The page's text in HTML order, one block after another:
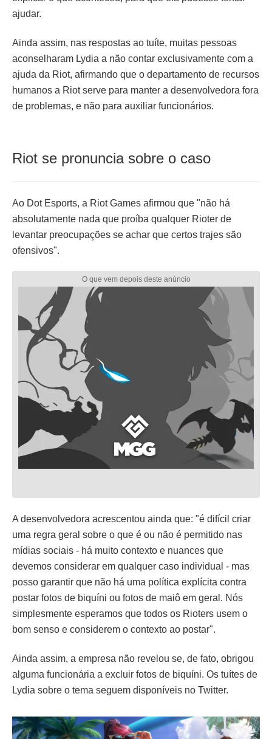
ajudar.
Ainda assim, nas respostas ao tuíte, muitas pessoas
aconselharam Lydia a não contar exclusivamente com a
ajuda da Riot, afirmando que o departamento de recursos
humanos a Riot serve para manter a desenvolvedora fora
de problemas, e não para auxiliar funcionários.
Riot se pronuncia sobre o caso
Ao Dot Esports, a Riot Games afirmou que "não há
absolutamente nada que proíba qualquer Rioter de
levantar preocupações se achar que certos trajes são
ofensivos".
A desenvolvedora acrescentou ainda que: "é difícil criar
uma regra geral sobre o que é ou não é permitido nas
mídias sociais - há muito contexto e nuances que
devemos considerar em qualquer caso individual - mas
posso garantir que não há uma política explícita contra
postar fotos de biquíni ou fotos de maiô em geral. Nós
simplesmente esperamos que todos os Rioters usem o
bom senso e considerem o contexto ao postar".
Ainda assim, a empresa não revelou se, de fato, obrigou
alguma funcionária a excluir fotos de biquíni. Os tuítes de
Lydia sobre o tema seguem disponíveis no Twitter.